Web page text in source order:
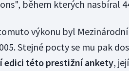
během kterých nasbíral
výkonu byl
Stejné pocty se mu pak
edici této prestižní ankety,